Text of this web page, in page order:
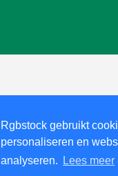
Rgbstock gebruikt
personaliseren en
analyseren.
Lees meer